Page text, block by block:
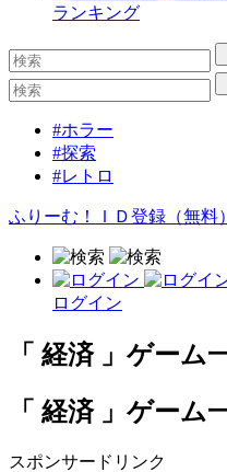
ランキング
#ホラー
#探索
#レトロ
ふりーむ！ＩＤ登録（無料）
ログイン
「 経済 」ゲーム
「 経済 」ゲーム
スポンサードリンク